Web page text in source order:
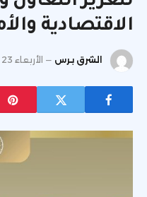
الاقتصادية
الشرق برس الأربعاء 23 يوليو 3:34 م